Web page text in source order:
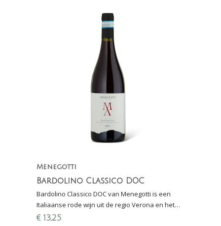
Menegotti
Bardolino Classico DOC
Bardolino Classico DOC van Menegotti is een
Italiaanse rode wijn uit de regio Verona en het
Gardameer. Cool rood in optima forma!
€ 13,25